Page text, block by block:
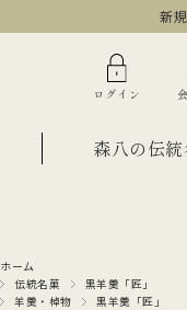
新
ログイン
オンラインショップ限
森八の伝
ホーム
伝統名菓
黒羊羹「匠」
羊羹・棹物
黒羊羹「匠」